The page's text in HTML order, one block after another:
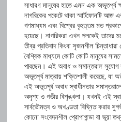
সাধারণ মানুষের হাতে এমন এক অভূতপূর্ব
নাগরিকের পকেটে থাকা স্মার্টফোনটি
গণমাধ্যম এবং বিশ্বের বৃহত্তম মত
হয়েছে। নাগরিকরা এখন পলকেই তাদের
তীব্র প্রতিবাদ কিংবা সৃজনশীল
বৈশ্বিক মাধ্যমে কোটি কোটি মানুষের
পারছেন। এই অবাধ ও সমান্তরাল সুযোগ
অভূতপূর্ব মাত্রায় শক্তিশালী করেছে,
এই অভূতপূর্ব অবাধ স্বাধীনতার
অদৃশ্য ও গভীর বিশৃঙ্খলা। যখনই এই
সার্বভৌমত্ব ও অখণ্ডতা বিঘ্নিত করার
কোনো সংবেদনশীল প্রোপাগান্ডা বা ভূয়া